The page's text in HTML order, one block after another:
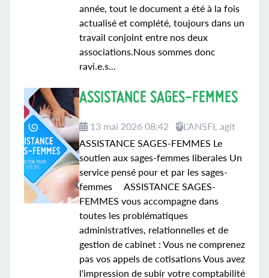
année, tout le document a été à la fois
actualisé et complété, toujours dans un
travail conjoint entre nos deux
associations.Nous sommes donc
ravi.e.s...
ASSISTANCE SAGES-FEMMES
13 mai 2026 08:42
L'ANSFL agit
ASSISTANCE SAGES-FEMMES Le
soutien aux sages-femmes liberales Un
service pensé pour et par les sages-
femmes ASSISTANCE SAGES-
FEMMES vous accompagne dans
toutes les problématiques
administratives, relationnelles et de
gestion de cabinet : Vous ne comprenez
pas vos appels de cotisations Vous avez
l'impression de subir votre comptabilité